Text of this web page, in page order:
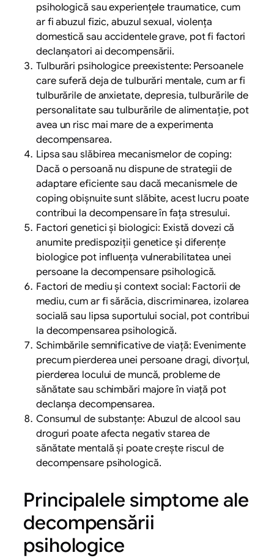
psihologică sau experiențele traumatice, cum
ar fi abuzul fizic, abuzul sexual, violența
domestică sau accidentele grave, pot fi factori
declanșatori ai decompensării.
Tulburări psihologice preexistente: Persoanele
care suferă deja de tulburări mentale, cum ar fi
tulburările de anxietate, depresia, tulburările de
personalitate sau tulburările de alimentație, pot
avea un risc mai mare de a experimenta
decompensarea.
Lipsa sau slăbirea mecanismelor de coping:
Dacă o persoană nu dispune de strategii de
adaptare eficiente sau dacă mecanismele de
coping obișnuite sunt slăbite, acest lucru poate
contribui la decompensare în fața stresului.
Factori genetici și biologici: Există dovezi că
anumite predispoziții genetice și diferențe
biologice pot influența vulnerabilitatea unei
persoane la decompensare psihologică.
Factori de mediu și context social: Factorii de
mediu, cum ar fi sărăcia, discriminarea, izolarea
socială sau lipsa suportului social, pot contribui
la decompensarea psihologică.
Schimbările semnificative de viață: Evenimente
precum pierderea unei persoane dragi, divorțul,
pierderea locului de muncă, probleme de
sănătate sau schimbări majore în viață pot
declanșa decompensarea.
Consumul de substanțe: Abuzul de alcool sau
droguri poate afecta negativ starea de
sănătate mentală și poate crește riscul de
decompensare psihologică.
Principalele simptome ale
decompensării
psihologice